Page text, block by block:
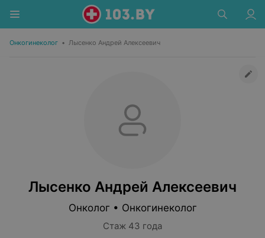
Онкогинеколог • Лысенко Андрей Алексеевич
Лысенко Андрей Алексеевич
Онколог • Онкогинеколог
Стаж 43 года